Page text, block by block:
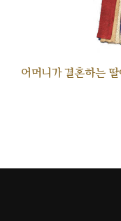
어머니가 결혼하는